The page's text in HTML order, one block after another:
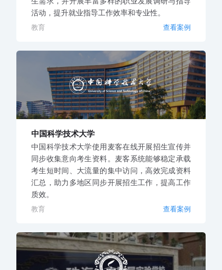
活动，提升就业指导工作效率和专业性。
教育 查看案例
中国科学技术大学
中国科学技术大学使用麦客在线开展招生宣传并
同步收集意向考生资料。麦客系统能够稳定承载
考生短时间、大流量的集中访问，高效完成资料
汇总，助力多地区同步开展招生工作，提高工作
质效。
教育 查看案例